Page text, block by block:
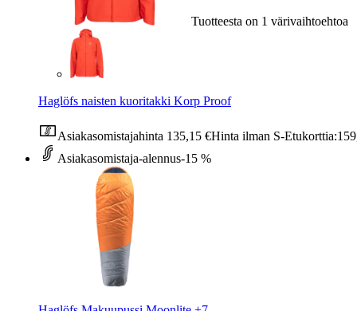
Tuotteesta on 1 värivaihtoehtoa
Haglöfs naisten kuoritakki Korp Proof
Asiakasomistajahinta 135,15 €Hinta ilman S-Etukorttia:
Asiakasomistaja-alennus-15 %